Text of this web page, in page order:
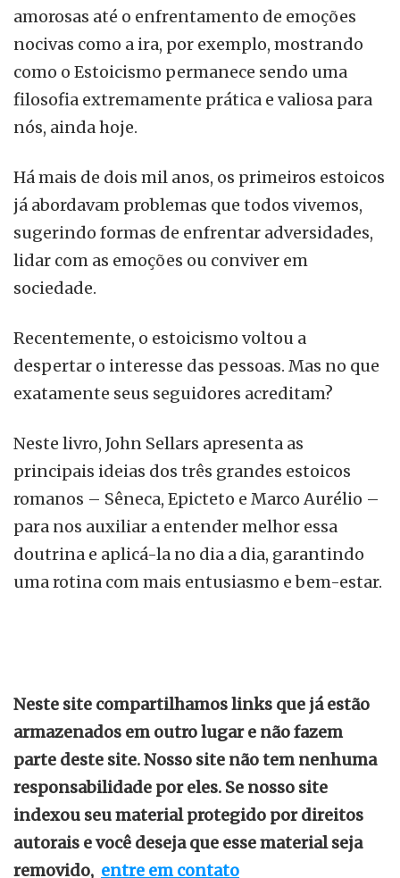
amorosas até o enfrentamento de emoções
nocivas como a ira, por exemplo, mostrando
como o Estoicismo permanece sendo uma
filosofia extremamente prática e valiosa para
nós, ainda hoje.
Há mais de dois mil anos, os primeiros estoicos
já abordavam problemas que todos vivemos,
sugerindo formas de enfrentar adversidades,
lidar com as emoções ou conviver em
sociedade.
Recentemente, o estoicismo voltou a
despertar o interesse das pessoas. Mas no que
exatamente seus seguidores acreditam?
Neste livro, John Sellars apresenta as
principais ideias dos três grandes estoicos
romanos – Sêneca, Epicteto e Marco Aurélio –
para nos auxiliar a entender melhor essa
doutrina e aplicá-la no dia a dia, garantindo
uma rotina com mais entusiasmo e bem-estar.
Neste site compartilhamos links que já estão
armazenados em outro lugar e não fazem
parte deste site. Nosso site não tem nenhuma
responsabilidade por eles. Se nosso site
indexou seu material protegido por direitos
autorais e você deseja que esse material seja
removido, entre em contato